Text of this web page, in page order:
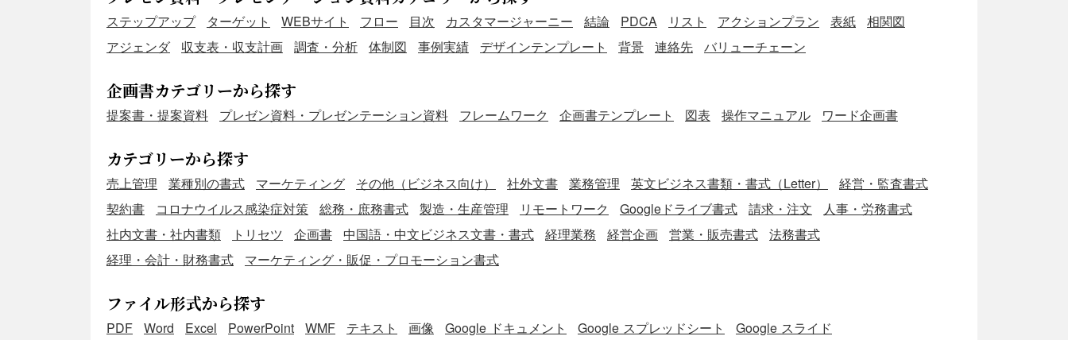
ステップアップ ターゲット WEBサイト フロー 目次 カスタマージャーニー 結論 PDCA リスト アクションプラン 表紙
相関図
アジェンダ
収支表・収支計画 調査・分析 体制図 事例実績 デザインテンプレート 背景 連絡先 バリューチェーン
企画書カテゴリーから探す
提案書・提案資料 プレゼン資料・プレゼンテーション資料 フレームワーク 企画書テンプレート 図表 操作マニュアル ワード企画書
カテゴリーから探す
売上管理 業種別の書式 マーケティング その他（ビジネス向け） 社外文書 業務管理 英文ビジネス書類・書式（Letter）
経営・監査書式
契約書
コロナウイルス感染症対策 総務・庶務書式 製造・生産管理 リモートワーク Googleドライブ書式 請求・注文
人事・労務書式
社内文書・社内書類
トリセツ 企画書 中国語・中文ビジネス文書・書式 経理業務 経営企画 営業・販売書式
法務書式
経理・会計・財務書式
マーケティング・販促・プロモーション書式
ファイル形式から探す
PDF Word Excel PowerPoint WMF テキスト 画像 Google ドキュメント Google スプレッドシート Google スライド